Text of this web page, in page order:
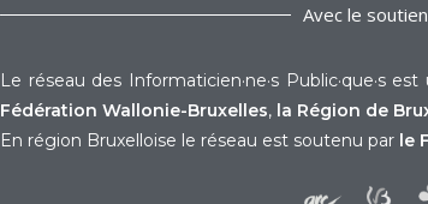
Avec le
Le réseau des Informaticien·ne·s Public·que·s
Fédération Wallonie-Bruxelles, la Région de
En région Bruxelloise le réseau est soutenu par le